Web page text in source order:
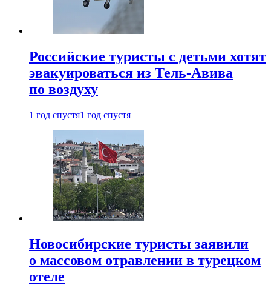
Российские туристы с детьми хотят
эвакуироваться из Тель-Авива
по воздуху
1 год спустя1 год спустя
Новосибирские туристы заявили
о массовом отравлении в турецком
отеле